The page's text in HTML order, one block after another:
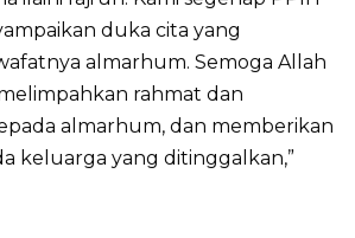
duka cita yang
almarhum. Semoga Allah
rahmat dan
almarhum, dan memberikan
keluarga yang ditinggalkan,”